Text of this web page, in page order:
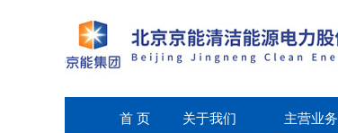
首 页 关于我们 主营业务